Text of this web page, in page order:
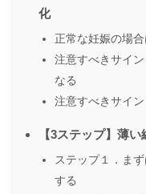
化
正常な妊娠の場
注意すべきサイ
なる
注意すべきサイ
【3ステップ】薄
ステップ１．ま
する